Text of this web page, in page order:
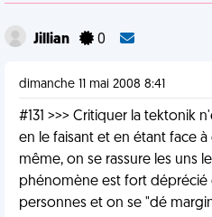
Jillian 0
dimanche 11 mai 2008 8:41
#131 >>> Critiquer la tektonik
en le faisant et en étant face
même, on se rassure les uns
phénomène est fort déprécié
personnes et on se "dé